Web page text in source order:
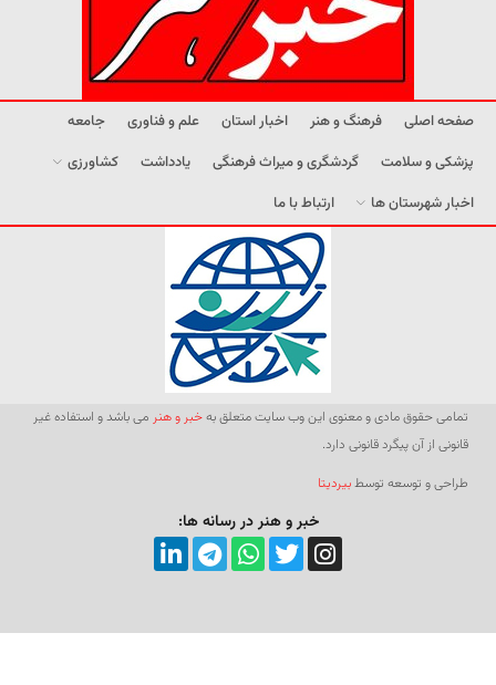
صفحه اصلی فرهنگ و هنر اخبار استان علم و فناوری
جامعه
پزشکی و سلامت
گردشگری و میراث فرهنگی یادداشت
کشاورزی
اخبار شهرستان ها
ارتباط با ما
تمامی حقوق مادی و معنوی این وب سایت متعلق بهخبر و هنر می باشد و استفاده غیر
قانونی از آن پیگرد قانونی دارد.
طراحی و توسعه توسطبیردیتا
خبر و هنر در رسانه ها: